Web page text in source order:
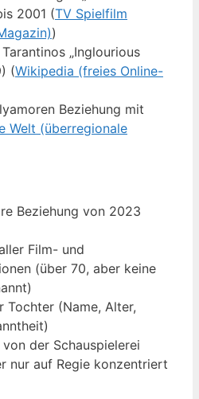
2001 (TV Spielfilm
)
„Inglourious
(Wikipedia (freies Online-
Beziehung mit
Welt (überregionale
Beziehung von 2023
Film- und
(über 70, aber keine
Tochter (Name, Alter,
der Schauspielerei
nur auf Regie konzentriert